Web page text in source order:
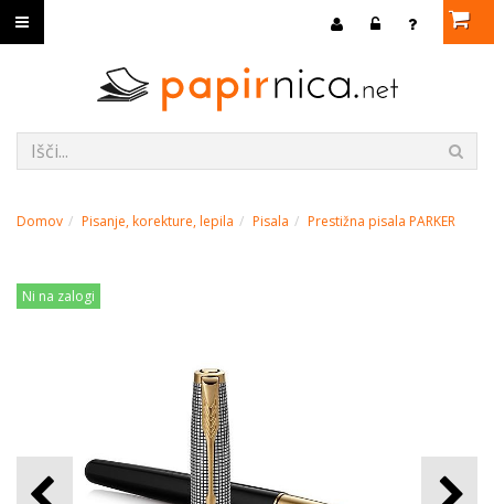
Domov Pisanje, korekture, lepila Pisala Prestižna pisala PARKER
Ni na zalogi